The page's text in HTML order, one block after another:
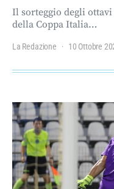
Il sorteggio degli
della Coppa Italia…
La Redazione 10 Ottobre